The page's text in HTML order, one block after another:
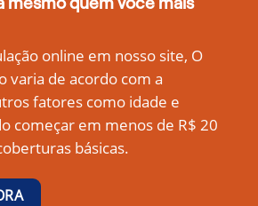
online em nosso site, O
varia de acordo com a
fatores como idade e
começar em menos de R$ 20
básicas.